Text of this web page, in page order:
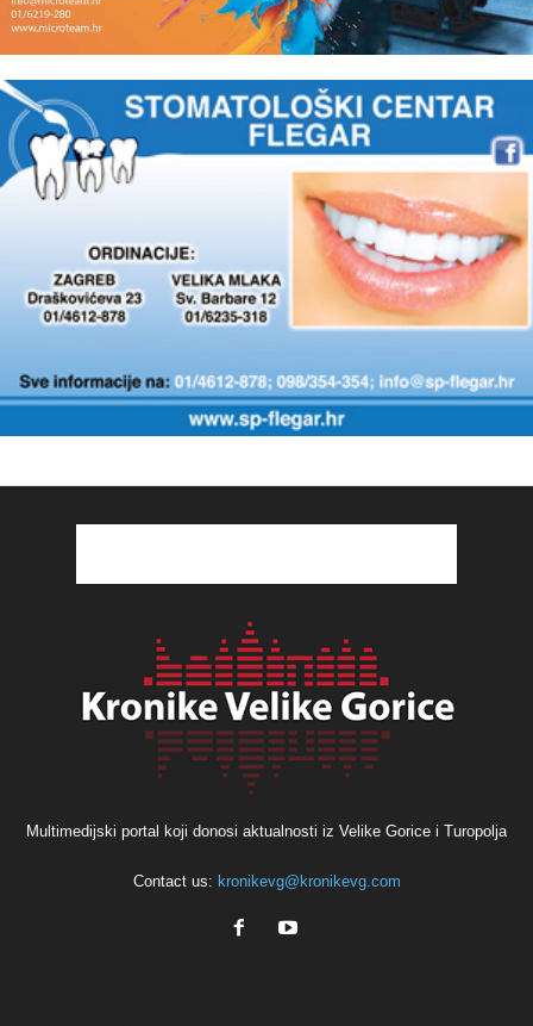
Multimedijski portal koji donosi aktualnosti iz Velike Gorice i Turopolja
Contact us: kronikevg@kronikevg.com